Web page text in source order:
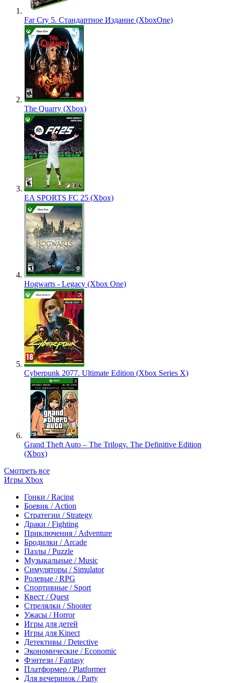
Far Cry 5. Стандартное Издание (XboxOne)
The Quarry (Xbox)
EA SPORTS FC 25 (Xbox)
Hogwarts - Legacy (Xbox One)
Cyberpunk 2077. Ultimate Edition (Xbox Series X)
Grand Theft Auto – The Trilogy. The Definitive Edition
(Xbox)
Смотреть все
Игры Xbox
Гонки / Racing
Боевик / Action
Стратегии / Strategy
Драки / Fighting
Приключения / Adventure
Бродилки / Arcade
Пазлы / Puzzle
Музыкальные / Music
Симуляторы / Simulator
Ролевые / RPG
Спортивные / Sport
Квест / Quest
Стрелялки / Shooter
Ужасы / Horror
Игры для детей
Игры для Kinect
Детективы / Detective
Экономические / Economic
Фэнтези / Fantasy
Платформер / Platformer
Для вечеринок / Party